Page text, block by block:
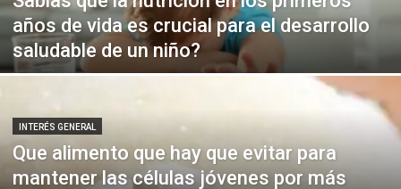
años de vida es crucial para el desarrollo
saludable de un niño?
INTERÉS GENERAL
Que alimento que hay que evitar para
mantener las células jóvenes por más